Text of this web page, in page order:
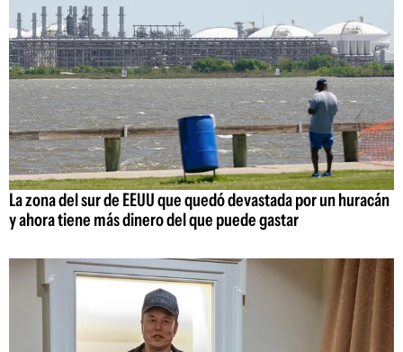
La zona del sur de EEUU que quedó devastada por un huracán
y ahora tiene más dinero del que puede gastar